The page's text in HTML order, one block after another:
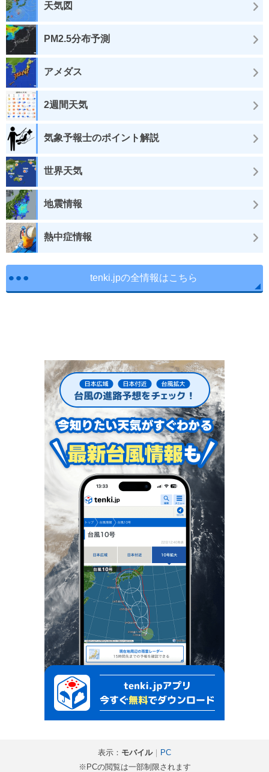
天気図
PM2.5分布予測
アメダス
2週間天気
気象予報士のポイント解説
世界天気
地震情報
熱中症情報
tenki.jpの全情報はこちら
表示： モバイル｜
PC
※PCの閲覧は一部制限されます